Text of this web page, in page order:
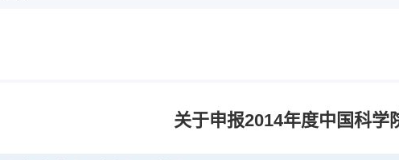
关于申报2014年度中国科学